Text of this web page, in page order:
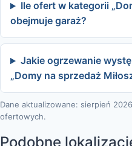
Ile ofert w kategorii
obejmuje garaż?
Jakie ogrzewanie
„Domy na sprzedaż
Dane aktualizowane: sierpień
ofertowych.
Podobne